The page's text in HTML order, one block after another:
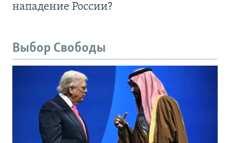
нападение России?
Выбор Свободы